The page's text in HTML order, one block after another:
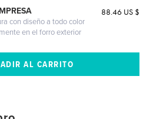
con diseño a todo color
en el forro exterior
88.46 US $